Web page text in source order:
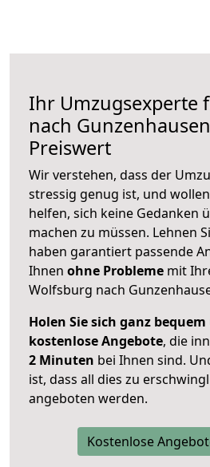
Ihr Umzugsexperte
nach Gunzenhausen
Preiswert
Wir verstehen, dass der
stressig genug ist, und
helfen, sich keine Gedanken
machen zu müssen. Lehnen
haben garantiert passende
Ihnen ohne Probleme mit
Wolfsburg nach
Holen Sie sich ganz
kostenlose Angebote, die
2 Minuten bei Ihnen sind.
ist, dass all dies zu
angeboten werden.
Kostenlose